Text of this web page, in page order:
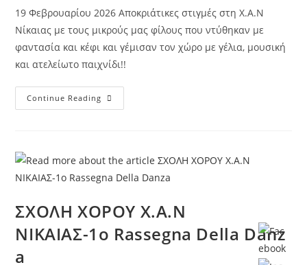
19 Φεβρουαρίου 2026 Αποκριάτικες στιγμές στη Χ.Α.Ν
Νίκαιας με τους μικρούς μας φίλους που ντύθηκαν με
φαντασία και κέφι και γέμισαν τον χώρο με γέλια, μουσική
και ατελείωτο παιχνίδι!!
Continue Reading
ΣΧΟΛΗ ΧΟΡΟΥ Χ.Α.Ν
ΝΙΚΑΙΑΣ-1ο Rassegna Della Danz
a